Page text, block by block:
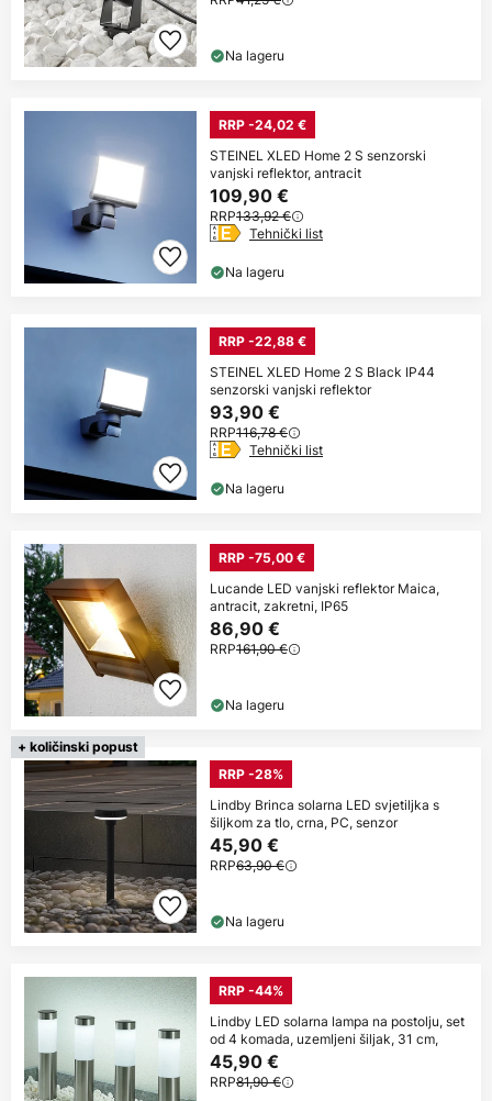
Na lageru
RRP -24,02 €
STEINEL XLED Home 2 S senzorski
vanjski reflektor, antracit
109,90 €
RRP133,92 €
Tehnički list
Na lageru
RRP -22,88 €
STEINEL XLED Home 2 S Black IP44
senzorski vanjski reflektor
93,90 €
RRP116,78 €
Tehnički list
Na lageru
RRP -75,00 €
Lucande LED vanjski reflektor Maica,
antracit, zakretni, IP65
86,90 €
RRP161,90 €
Na lageru
+ količinski popust
RRP -28%
Lindby Brinca solarna LED svjetiljka s
šiljkom za tlo, crna, PC, senzor
45,90 €
RRP63,90 €
Na lageru
RRP -44%
Lindby LED solarna lampa na postolju, set
od 4 komada, uzemljeni šiljak, 31 cm,
45,90 €
RRP81,90 €